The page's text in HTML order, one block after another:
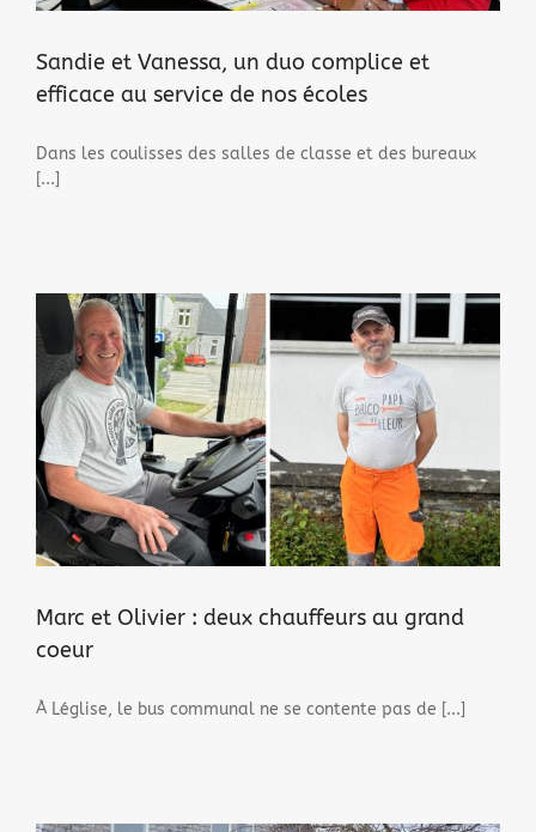
Sandie et Vanessa, un duo complice et
efficace au service de nos écoles
Dans les coulisses des salles de classe et des bureaux
[...]
Marc et Olivier : deux chauffeurs au grand
coeur
À Léglise, le bus communal ne se contente pas de [...]